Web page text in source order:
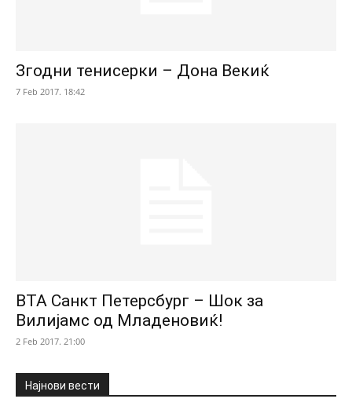
Згодни тенисерки – Дона Векиќ
7 Feb 2017. 18:42
ВТА Санкт Петерсбург – Шок за
Вилијамс од Младеновиќ!
2 Feb 2017. 21:00
Најнови вести